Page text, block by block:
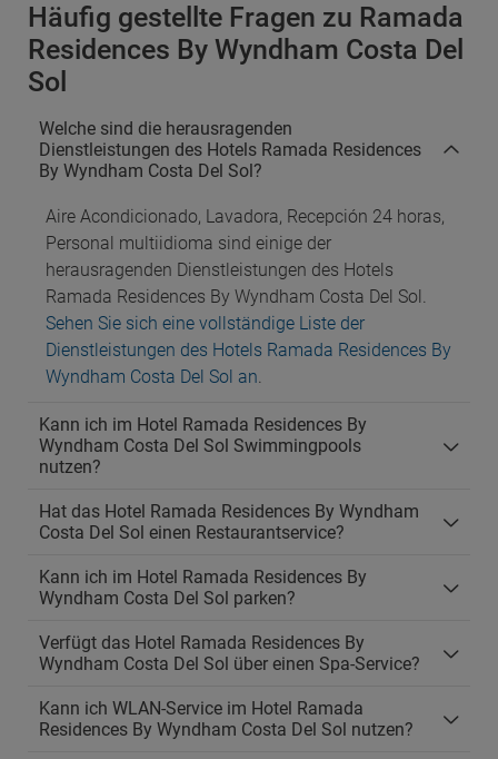
Häufig gestellte Fragen zu Ramada
Residences By Wyndham Costa Del
Sol
Welche sind die herausragenden
Dienstleistungen des Hotels Ramada Residences
By Wyndham Costa Del Sol?
Aire Acondicionado, Lavadora, Recepción 24 horas,
Personal multiidioma sind einige der
herausragenden Dienstleistungen des Hotels
Ramada Residences By Wyndham Costa Del Sol.
Sehen Sie sich eine vollständige Liste der
Dienstleistungen des Hotels Ramada Residences By
Wyndham Costa Del Sol an.
Kann ich im Hotel Ramada Residences By
Wyndham Costa Del Sol Swimmingpools
nutzen?
Hat das Hotel Ramada Residences By Wyndham
Costa Del Sol einen Restaurantservice?
Kann ich im Hotel Ramada Residences By
Wyndham Costa Del Sol parken?
Verfügt das Hotel Ramada Residences By
Wyndham Costa Del Sol über einen Spa-Service?
Kann ich WLAN-Service im Hotel Ramada
Residences By Wyndham Costa Del Sol nutzen?